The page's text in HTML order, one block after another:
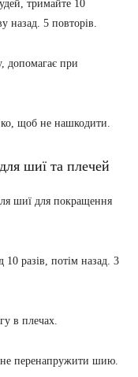
тримайте 10
назад. 5 повторів.
допомагає при
щоб не нашкодити.
шиї та плечей
шиї для покращення
10 разів, потім назад. 3
в плечах.
перенапружити шию.